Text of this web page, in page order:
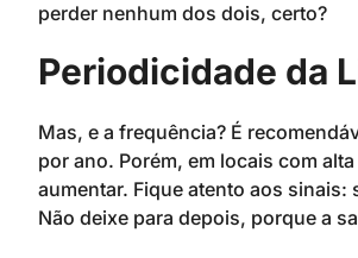
perder nenhum dos dois, certo?
Periodicidade da
Mas, e a frequência? É
por ano. Porém, em locais com
aumentar. Fique atento aos sinais:
Não deixe para depois, porque a